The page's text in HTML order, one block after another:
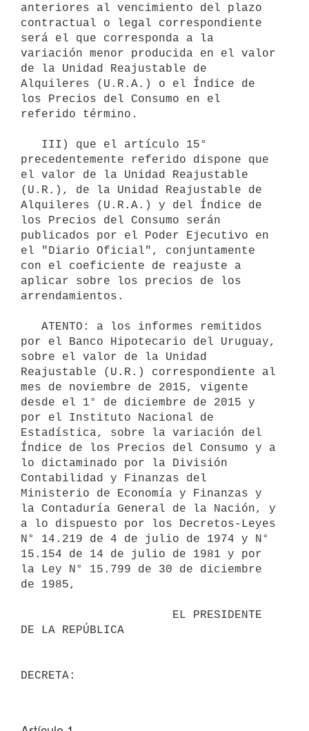
anteriores al vencimiento del plazo
contractual o legal correspondiente
será el que corresponda a la
variación menor producida en el valor
de la Unidad Reajustable de
Alquileres (U.R.A.) o el Índice de
los Precios del Consumo en el
referido término.
precedentemente referido dispone que
el valor de la Unidad Reajustable
(U.R.), de la Unidad Reajustable de
Alquileres (U.R.A.) y del Índice de
los Precios del Consumo serán
publicados por el Poder Ejecutivo en
el "Diario Oficial", conjuntamente
con el coeficiente de reajuste a
aplicar sobre los precios de los
arrendamientos.
por el Banco Hipotecario del Uruguay,
sobre el valor de la Unidad
Reajustable (U.R.) correspondiente al
mes de noviembre de 2015, vigente
desde el 1° de diciembre de 2015 y
por el Instituto Nacional de
Estadística, sobre la variación del
Índice de los Precios del Consumo y a
lo dictaminado por la División
Contabilidad y Finanzas del
Ministerio de Economía y Finanzas y
la Contaduría General de la Nación, y
a lo dispuesto por los Decretos-Leyes
N° 14.219 de 4 de julio de 1974 y N°
15.154 de 14 de julio de 1981 y por
la Ley N° 15.799 de 30 de diciembre
de 1985,
DE LA REPÚBLICA